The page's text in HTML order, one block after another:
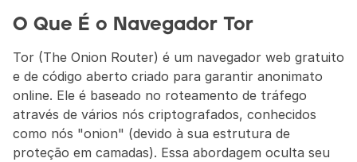
O Que É o Navegador Tor
Tor (The Onion Router) é um navegador web gratuito
e de código aberto criado para garantir anonimato
online. Ele é baseado no roteamento de tráfego
através de vários nós criptografados, conhecidos
como nós "onion" (devido à sua estrutura de
proteção em camadas). Essa abordagem oculta seu